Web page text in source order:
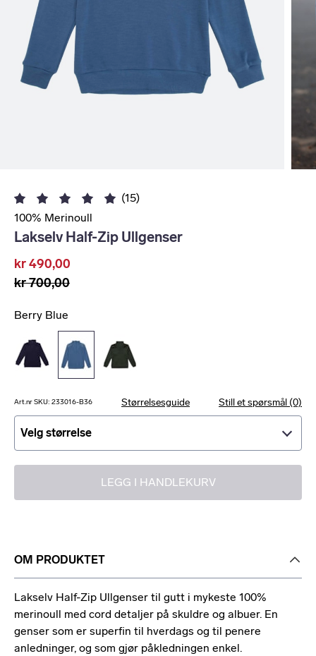
(15)
100% Merinoull
Lakselv Half-Zip Ullgenser
kr 490,00
kr 700,00
Berry Blue
Art.nr SKU: 233016-B36 Størrelsesguide Still et spørsmål (0)
Velg størrelse
LEGG I HANDLEKURV
OM PRODUKTET
Lakselv Half-Zip Ullgenser til gutt i mykeste 100%
merinoull med cord detaljer på skuldre og albuer. En
genser som er superfin til hverdags og til penere
anledninger, og som gjør påkledningen enkel.